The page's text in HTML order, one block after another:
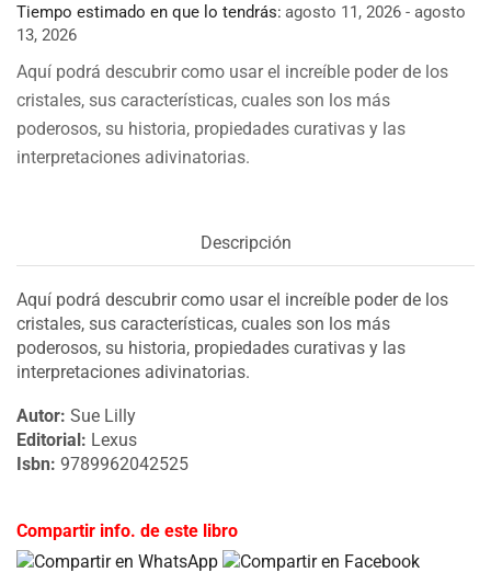
Tiempo estimado en que lo tendrás: agosto 11, 2026 - agosto
13, 2026
Aquí podrá descubrir como usar el increíble poder de los
cristales, sus características, cuales son los más
poderosos, su historia, propiedades curativas y las
interpretaciones adivinatorias.
Descripción
Aquí podrá descubrir como usar el increíble poder de los
cristales, sus características, cuales son los más
poderosos, su historia, propiedades curativas y las
interpretaciones adivinatorias.
Autor: Sue Lilly
Editorial: Lexus
Isbn: 9789962042525
Compartir info. de este libro